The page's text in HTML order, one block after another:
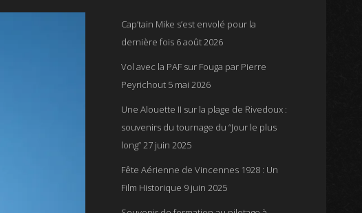
Cap’tain Mike s’est envolé pour la
dernière fois 6 août 2026
Vol avec la PAF sur Fouga par Pierre
Peyrichout 5 mai 2026
Une Alouette II sur la plage de Rivedoux :
souvenirs du tournage du “Jour le plus
long”27 juin 2025
Fête Aérienne de Vincennes 1928 : Un
Film Historique 9 juin 2025